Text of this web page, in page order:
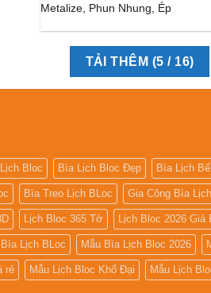
Metalize, Phun Nhung, Ép
TẢI THÊM (5 / 16)
Bloc Bìa Lịch Bloc Đẹp Bìa Lịch
Bìa Treo Lịch BLoc Gia Công Bìa
Lịch Bloc 365 Tờ Lịch Bloc 2026 Giá
Bìa Lịch BLoc Mẫu Bìa Lịch Bloc 2026
rẻ Mẫu Lịch Bloc Khổ Đại Mẫu Lịch